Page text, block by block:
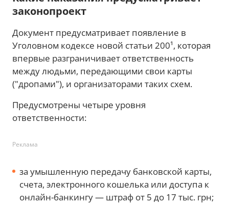
законопроект
Документ предусматривает появление в
Уголовном кодексе новой статьи 200¹, которая
впервые разграничивает ответственность
между людьми, передающими свои карты
("дропами"), и организаторами таких схем.
Предусмотрены четыре уровня
ответственности:
Реклама
за умышленную передачу банковской карты,
счета, электронного кошелька или доступа к
онлайн-банкингу — штраф от 5 до 17 тыс. грн;